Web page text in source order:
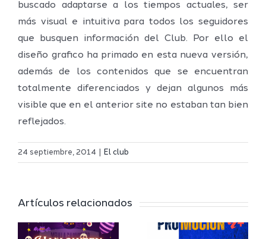
buscado adaptarse a los tiempos actuales, ser
más visual e intuitiva para todos los seguidores
que busquen información del Club. Por ello el
diseño grafico ha primado en esta nueva versión,
además de los contenidos que se encuentran
totalmente diferenciados y dejan algunos más
visible que en el anterior site no estaban tan bien
reflejados.
24 septiembre, 2014 El club
Artículos relacionados
Auday
continua